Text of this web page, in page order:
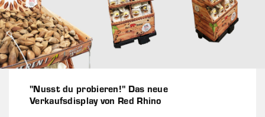
"Nusst du probieren!" Das neue
Verkaufsdisplay von Red Rhino